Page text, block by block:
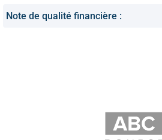
Note de qualité financière :